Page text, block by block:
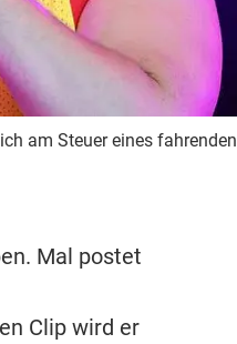
am Steuer eines fahrenden
Mal postet
Clip wird er